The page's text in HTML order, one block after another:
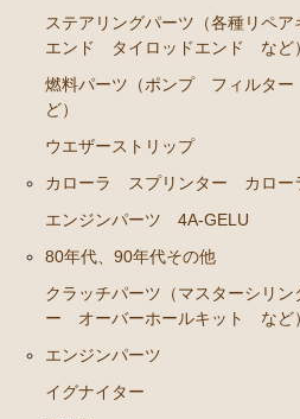
ステアリングパーツ（各種リペ
エンド タイロッドエンド など
燃料パーツ（ポンプ フィルタ
ど）
ウエザーストリップ
カローラ スプリンター カロー
エンジンパーツ 4A-GELU
80年代、90年代その他
クラッチパーツ（マスターシリ
ー オーバーホールキット など
エンジンパーツ
イグナイター